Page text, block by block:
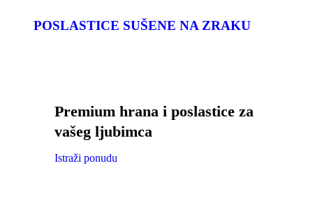
POSLASTICE SUŠENE NA ZRAKU
Premium hrana i poslastice za
vašeg ljubimca
Istraži ponudu